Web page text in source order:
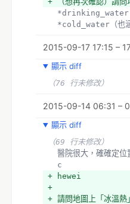
*cold_water（也
2015-09-17 17:15 –
顯示 diff
（76 行未修改）
2015-09-14 06:31 –
顯示 diff
（69 行未修改）
醫院很大，確確定
  c
+ hewei
+
+ 請問地圖上「冰溫